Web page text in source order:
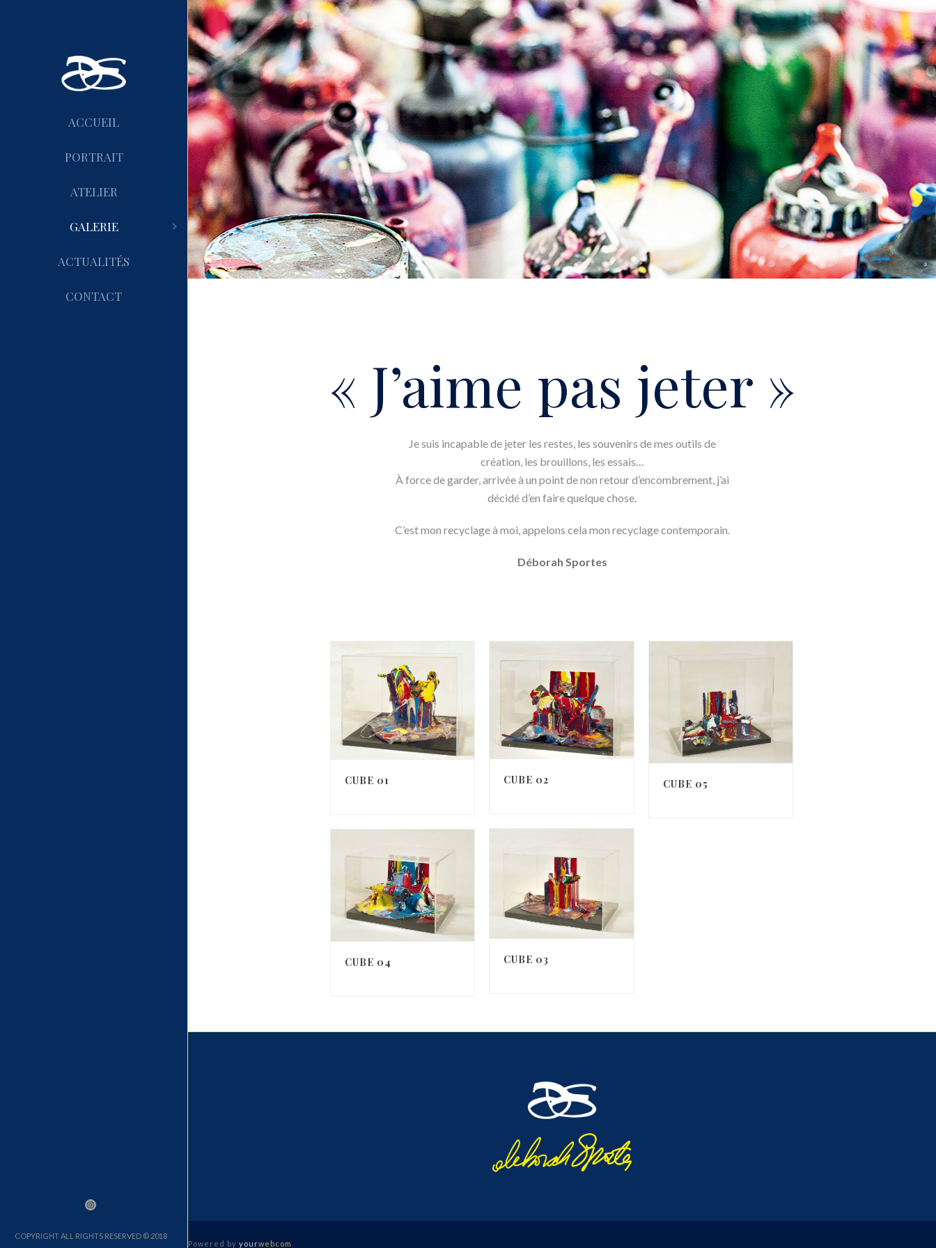
ACCUEIL
PORTRAIT
ATELIER
GALERIE
ACTUALITÉS
CONTACT
COPYRIGHT ALL RIGHTS RESERVED © 2018
« J’aime pas jeter »
Je suis incapable de jeter les restes, les souvenirs de mes outils de
création, les brouillons, les essais…
À force de garder, arrivée à un point de non retour d’encombrement, j’ai
décidé d’en faire quelque chose.
C’est mon recyclage à moi, appelons cela mon recyclage contemporain.
Déborah Sportes
CUBE 01 CUBE 02 CUBE 05
CUBE 03
CUBE 04
Powered by yourwebcom